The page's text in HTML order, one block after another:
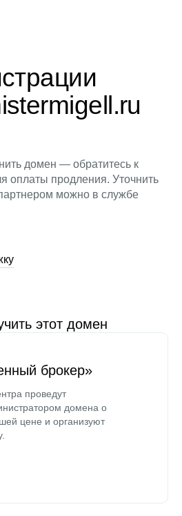
домен — обратитесь к
оплаты продления. Уточнить
можно в службе
этот домен
брокер»
проведут
домена о
цене и организуют